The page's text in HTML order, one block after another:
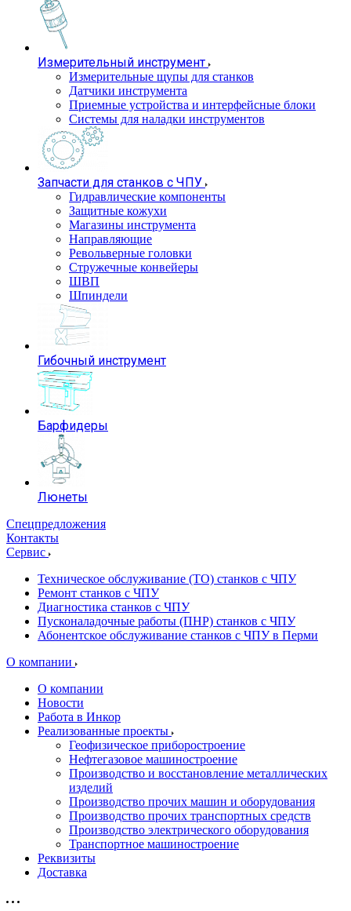
Измерительный инструмент
Измерительные щупы для станков
Датчики инструмента
Приемные устройства и интерфейсные блоки
Системы для наладки инструментов
Запчасти для станков с ЧПУ
Гидравлические компоненты
Защитные кожухи
Магазины инструмента
Направляющие
Револьверные головки
Стружечные конвейеры
ШВП
Шпиндели
Гибочный инструмент
Барфидеры
Люнеты
Спецпредложения
Контакты
Сервис
Техническое обслуживание (ТО) станков с ЧПУ
Ремонт станков с ЧПУ
Диагностика станков с ЧПУ
Пусконаладочные работы (ПНР) станков с ЧПУ
Абонентское обслуживание станков с ЧПУ в Перми
О компании
О компании
Новости
Работа в Инкор
Реализованные проекты
Геофизическое приборостроение
Нефтегазовое машиностроение
Производство и восстановление металлических
изделий
Производство прочих машин и оборудования
Производство прочих транспортных средств
Производство электрического оборудования
Транспортное машиностроение
Реквизиты
Доставка